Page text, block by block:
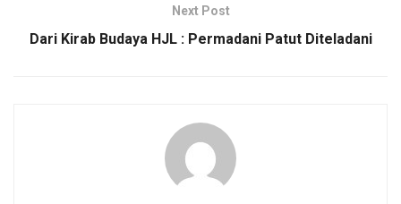
Next Post
Dari Kirab Budaya HJL : Permadani Patut Diteladani